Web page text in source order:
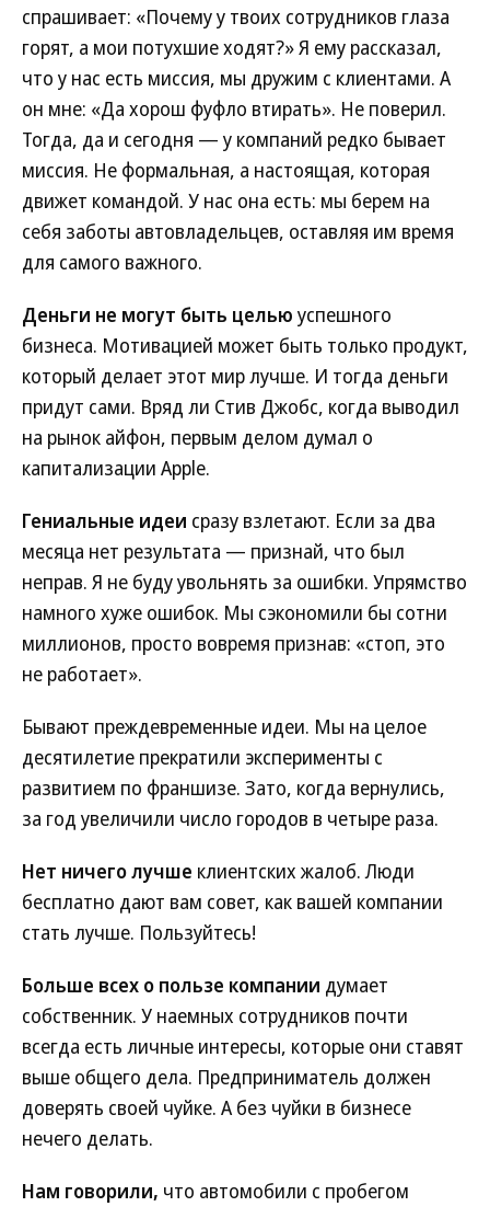
спрашивает: «Почему у твоих сотрудников глаза
горят, а мои потухшие ходят?» Я ему рассказал,
что у нас есть миссия, мы дружим с клиентами. А
он мне: «Да хорош фуфло втирать». Не поверил.
Тогда, да и сегодня — у компаний редко бывает
миссия. Не формальная, а настоящая, которая
движет командой. У нас она есть: мы берем на
себя заботы автовладельцев, оставляя им время
для самого важного.
Деньги не могут быть целью успешного
бизнеса. Мотивацией может быть только продукт,
который делает этот мир лучше. И тогда деньги
придут сами. Вряд ли Стив Джобс, когда выводил
на рынок айфон, первым делом думал о
капитализации Apple.
Гениальные идеи сразу взлетают. Если за два
месяца нет результата — признай, что был
неправ. Я не буду увольнять за ошибки. Упрямство
намного хуже ошибок. Мы сэкономили бы сотни
миллионов, просто вовремя признав: «стоп, это
не работает».
Бывают преждевременные идеи. Мы на целое
десятилетие прекратили эксперименты с
развитием по франшизе. Зато, когда вернулись,
за год увеличили число городов в четыре раза.
Нет ничего лучше клиентских жалоб. Люди
бесплатно дают вам совет, как вашей компании
стать лучше. Пользуйтесь!
Больше всех о пользе компании думает
собственник. У наемных сотрудников почти
всегда есть личные интересы, которые они ставят
выше общего дела. Предприниматель должен
доверять своей чуйке. А без чуйки в бизнесе
нечего делать.
Нам говорили, что автомобили с пробегом